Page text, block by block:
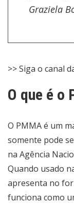
Graziela
>> Siga o canal
O que é o
O PMMA é um
somente pode
na Agência
Quando usado
apresenta no
funciona como